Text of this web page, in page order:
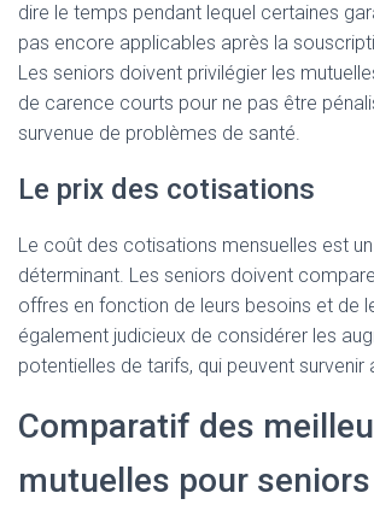
dire le temps pendant lequel certaines
pas encore applicables après la
Les seniors doivent privilégier les
de carence courts pour ne pas être
survenue de problèmes de santé.
Le prix des cotisations
Le coût des cotisations mensuelles est
déterminant. Les seniors doivent
offres en fonction de leurs besoins et de
également judicieux de considérer les
potentielles de tarifs, qui peuvent survenir
Comparatif des
mutuelles pour